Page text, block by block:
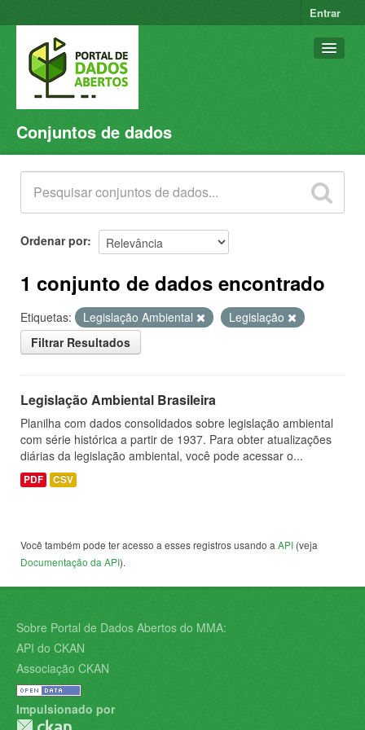
Entrar
Conjuntos de dados
Organizações
Grupos
Sobre
Conjuntos de dados
Ordenar por
1 conjunto de dados encontrado
Etiquetas: Legislação Ambiental
Legislação
Filtrar Resultados
Legislação Ambiental Brasileira
Planilha com dados consolidados sobre legislação ambiental
com série histórica a partir de 1937. Para obter atualizações
diárias da legislação ambiental, você pode acessar o...
PDF CSV
Você também pode ter acesso a esses registros usando a API (veja
Documentação da API).
Sobre Portal de Dados Abertos do MMA:
API do CKAN
Associação CKAN
Impulsionado por